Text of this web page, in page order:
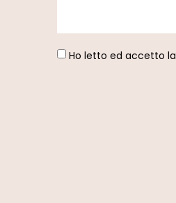
Ho letto ed accetto la